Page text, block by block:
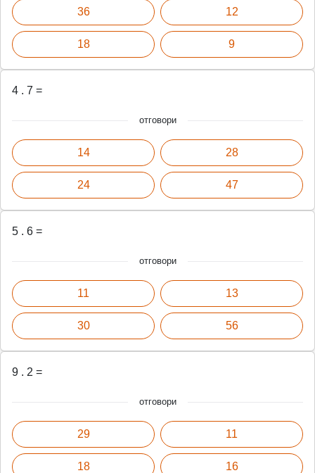
36
18
12
9
4 . 7 =
отговори
14
24
28
47
5 . 6 =
отговори
11
30
13
56
9 . 2 =
отговори
29
18
11
16